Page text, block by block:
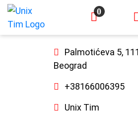
0
Palmotićeva 5,
Beograd
+38166006395
Unix Tim